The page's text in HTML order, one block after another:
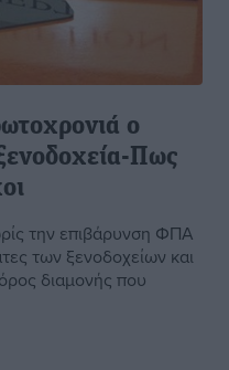
ο
Πως
την επιβάρυνση ΦΠΑ
των ξενοδοχείων και
διαμονής που